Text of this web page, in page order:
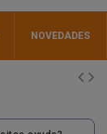
NOVEDADES